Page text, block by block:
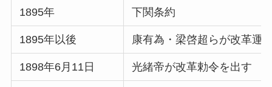
1895年 下関条約
1895年以後 康有為・梁啓超らが改革運
1898年6月11日 光緒帝が改革勅令を出す